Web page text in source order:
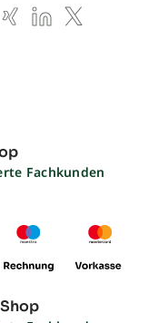
XingLinkedIn
X
Fachkunden